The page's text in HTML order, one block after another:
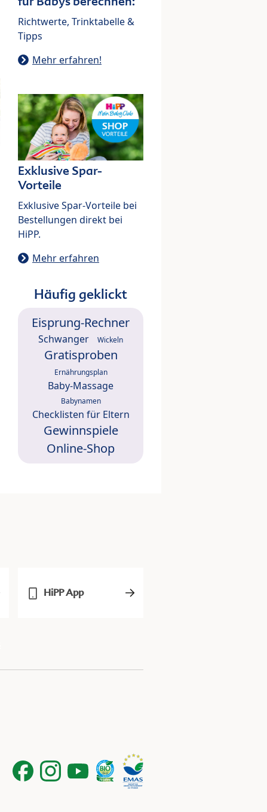
Richtwerte, Trinktabelle &
Tipps
Mehr erfahren!
Exklusive Spar-
Vorteile
Exklusive Spar-Vorteile bei
Bestellungen direkt bei
HiPP.
Mehr erfahren
Häufig geklickt
Eisprung-Rechner
Schwanger Wickeln
Gratisproben
Ernährungsplan
Baby-Massage
Babynamen
Checklisten für Eltern
Gewinnspiele
Online-Shop
HiPP App